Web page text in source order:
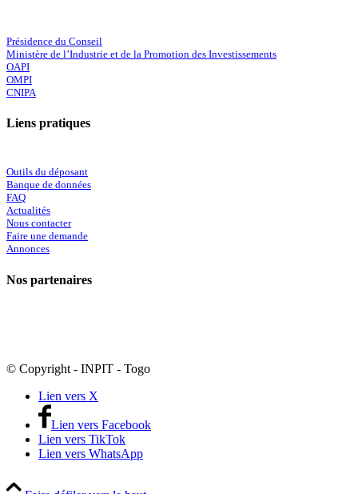
Présidence du Conseil
Ministère de l’Industrie et de la Promotion des Investissements
OAPI
OMPI
CNIPA
Liens pratiques
Outils du déposant
Banque de données
FAQ
Actualités
Nous contacter
Faire une demande
Annonces
Nos partenaires
© Copyright - INPIT - Togo
Lien vers X
Lien vers Facebook
Lien vers TikTok
Lien vers WhatsApp